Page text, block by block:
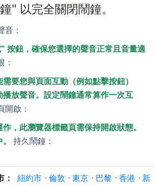
" 以完全關閉鬧鐘。
音：
按鈕，確保您選擇的聲音正常且音量適
：
要您與頁面互動（例如點擊按鈕）
放聲音。設定鬧鐘通常算作一次互
開啟：
，此瀏覽器標籤頁需保持開啟狀態。
持久鬧鐘：
紐約市 · 倫敦 · 東京 · 巴黎 · 香港 · 新